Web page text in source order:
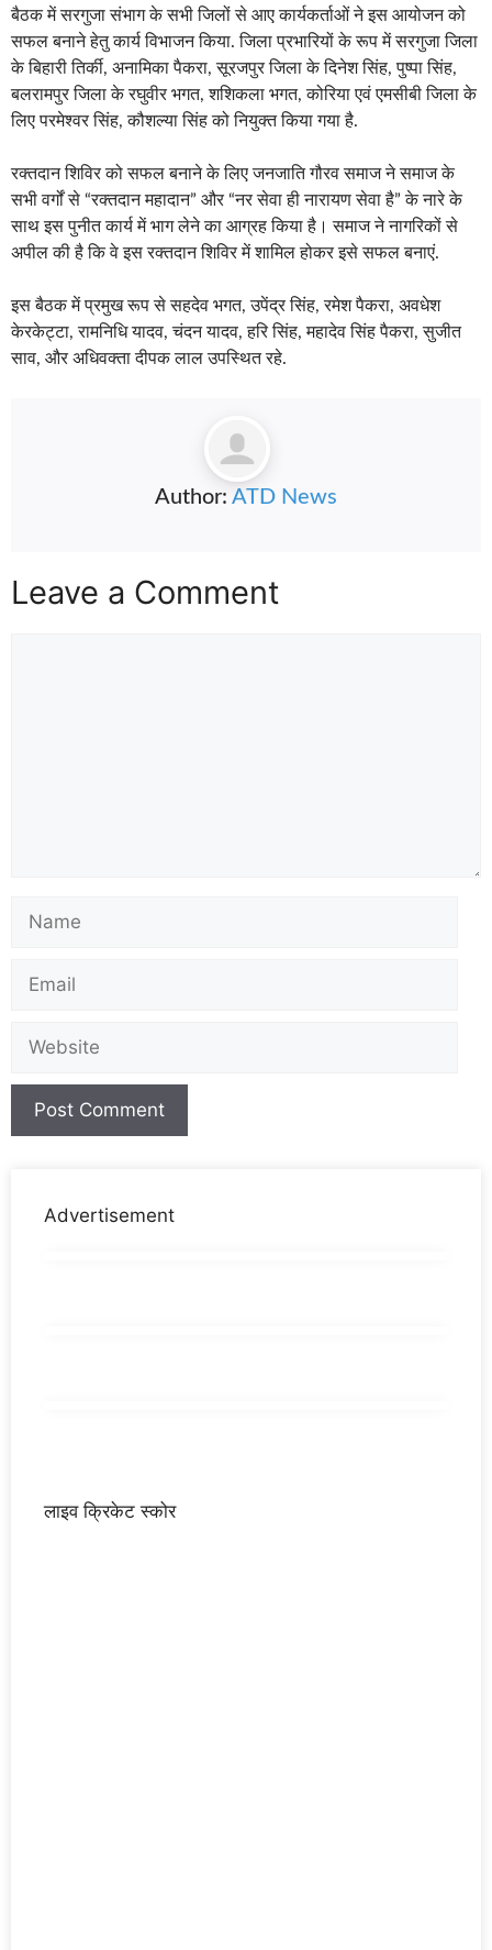
बैठक में सरगुजा संभाग के सभी जिलों से आए कार्यकर्ताओं ने इस आयोजन को
सफल बनाने हेतु कार्य विभाजन किया. जिला प्रभारियों के रूप में सरगुजा जिला
के बिहारी तिर्की, अनामिका पैकरा, सूरजपुर जिला के दिनेश सिंह, पुष्पा सिंह,
बलरामपुर जिला के रघुवीर भगत, शशिकला भगत, कोरिया एवं एमसीबी जिला के
लिए परमेश्वर सिंह, कौशल्या सिंह को नियुक्त किया गया है.
रक्तदान शिविर को सफल बनाने के लिए जनजाति गौरव समाज ने समाज के
सभी वर्गों से “रक्तदान महादान” और “नर सेवा ही नारायण सेवा है” के नारे के
साथ इस पुनीत कार्य में भाग लेने का आग्रह किया है। समाज ने नागरिकों से
अपील की है कि वे इस रक्तदान शिविर में शामिल होकर इसे सफल बनाएं.
इस बैठक में प्रमुख रूप से सहदेव भगत, उपेंद्र सिंह, रमेश पैकरा, अवधेश
केरकेट्टा, रामनिधि यादव, चंदन यादव, हरि सिंह, महादेव सिंह पैकरा, सुजीत
साव, और अधिवक्ता दीपक लाल उपस्थित रहे.
Author: ATD News
Leave a Comment
Advertisement
लाइव क्रिकेट स्कोर